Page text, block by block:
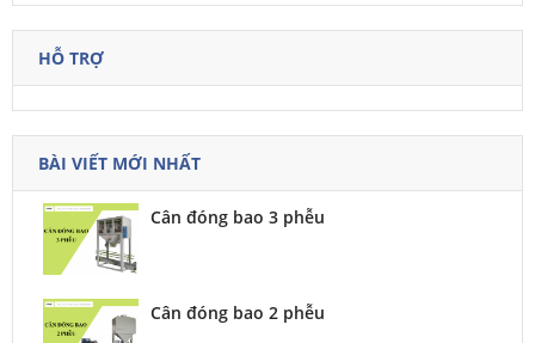
HỖ TRỢ
BÀI VIẾT MỚI NHẤT
Cân đóng bao 3 phễu
Cân đóng bao 2 phễu